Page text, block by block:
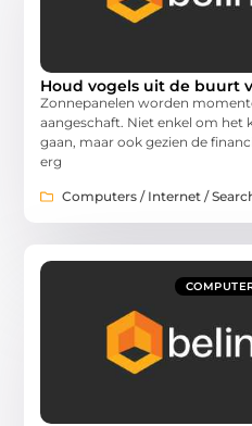
Houd vogels uit de buurt
Zonnepanelen worden
aangeschaft. Niet enkel om
gaan, maar ook gezien de
erg
Computers / Internet /